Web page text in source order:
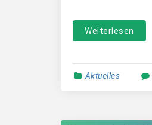
Weiterlesen
Aktuelles